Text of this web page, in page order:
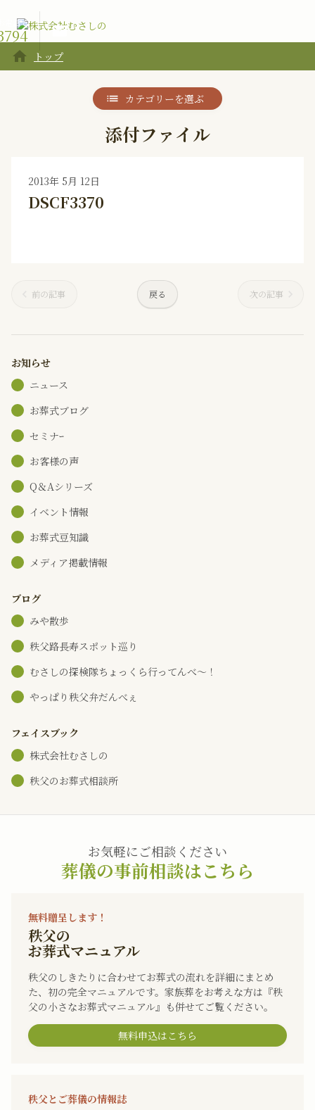
電話で
email
home
トップ
カテゴリーを選ぶ
添付ファイル
2013年 5月 12日
DSCF3370
前の記事 戻る 次の記事
お知らせ
ニュース
お葬式ブログ
セミナｰ
お客様の声
Q＆Aシリーズ
イベント情報
お葬式豆知識
メディア掲載情報
ブログ
みや散歩
秩父路長寿スポット巡り
むさしの探検隊ちょっくら行ってんべ～！
やっぱり秩父弁だんべぇ
フェイスブック
株式会社むさしの
秩父のお葬式相談所
お気軽にご相談ください
葬儀の事前相談はこちら
無料贈呈します！
秩父の
お葬式マニュアル
秩父のしきたりに合わせてお葬式の流れを詳細にまとめ
た、初の完全マニュアルです。家族葬をお考えな方は『秩
父の小さなお葬式マニュアル』も併せてご覧ください。
無料申込はこちら
秩父とご葬儀の情報誌